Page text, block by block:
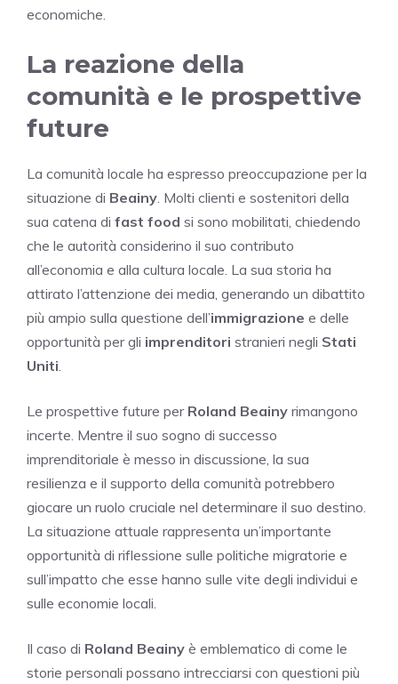
economiche.
La reazione della
comunità e le prospettive
future
La comunità locale ha espresso preoccupazione per la
situazione di Beainy . Molti clienti e sostenitori della
sua catena di fast food si sono mobilitati, chiedendo
che le autorità considerino il suo contributo
all’economia e alla cultura locale. La sua storia ha
attirato l’attenzione dei media, generando un dibattito
più ampio sulla questione dell’immigrazione e delle
opportunità per gli imprenditori stranieri negli Stati
Uniti
Le prospettive future per Roland Beainy rimangono
incerte. Mentre il suo sogno di successo
imprenditoriale è messo in discussione, la sua
resilienza e il supporto della comunità potrebbero
giocare un ruolo cruciale nel determinare il suo destino.
La situazione attuale rappresenta un’importante
opportunità di riflessione sulle politiche migratorie e
sull’impatto che esse hanno sulle vite degli individui e
sulle economie locali.
Il caso di Roland Beainy è emblematico di come le
storie personali possano intrecciarsi con questioni più